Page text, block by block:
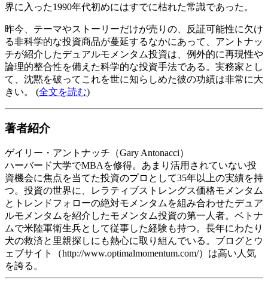
界に入った1990年代初めにはすでに枯れた常識であった。
昨今、テーマやストーリーだけが売りの、反証可能性に欠け
る非科学的な投資商品が蔓延するなかにあって、アントナッ
チが紹介したデュアルモメンタム投資は、例外的に再現性や
論理的整合性を備えた科学的な投資手法である。実務家とし
て、沈黙を破ってこれを世に知らしめた彼の功績は非常に大
きい。 (全文を読む)
著者紹介
ゲイリー・アントナッチ（Gary Antonacci）
ハーバード大学でMBAを修得。あまり活用されていない投
資機会に焦点を当てた投資のプロとして35年以上の実績を持
つ。投資の世界に、レラティブストレングス価格モメンタム
とトレンドフォローの絶対モメンタムを組み合わせたデュア
ルモメンタムを紹介したモメンタム投資の第一人者。ベトナ
ムで米陸軍衛生兵として従事した経験も持つ。長年にわたり
犬の救済と里親探しにも熱心に取り組んでいる。ブログとウ
ェブサイト（http://www.optimalmomentum.com/）は高い人気
を誇る。